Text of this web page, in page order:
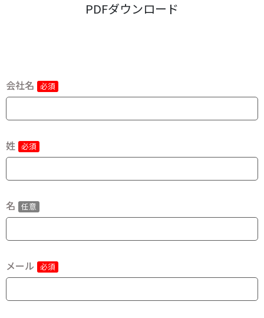
PDFダウンロード
会社名
姓
名
メール